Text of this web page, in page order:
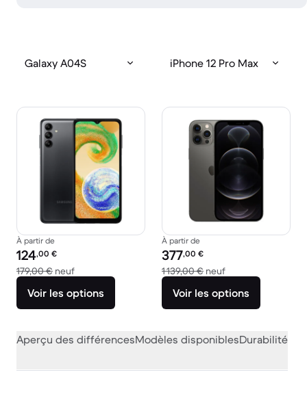
Galaxy A04S iPhone 12 Pro Max
À partir de
Prix reconditionné :
124,00 €
179,00 € neufcontre 179,00 € neuf
Voir les options
À partir de
Prix reconditionné :
377,00 €
1 139,00 € neufcontre 1 139,00 €
Voir les options
Aperçu des différencesModèles disponiblesDurabilité